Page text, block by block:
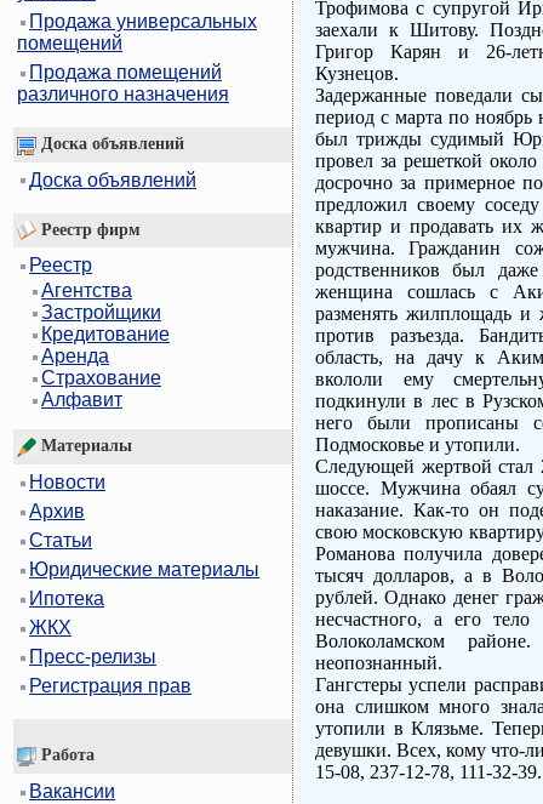
Продажа универсальных
помещений
Продажа помещений
различного назначения
Доска объявлений
Доска объявлений
Реестр фирм
Реестр
Агентства
Застройщики
Кредитование
Аренда
Страхование
Алфавит
Материалы
Новости
Архив
Статьи
Юридические материалы
Ипотека
ЖКХ
Пресс-релизы
Регистрация прав
Работа
Вакансии
Трофимова с супругой
заехали к Шитову.
Григор Карян и 26-
Кузнецов.
Задержанные поведали
период с марта по
был трижды судимый
провел за решеткой
досрочно за примерное
предложил своему
квартир и продавать их
мужчина. Гражданин
родственников был
женщина сошлась с
разменять жилплощадь и
против разъезда.
область, на дачу к
вкололи ему
подкинули в лес в
него были прописаны
Подмосковье и утопили.
Следующей жертвой стал
шоссе. Мужчина обаял
наказание. Как-то он
свою московскую
Романова получила
тысяч долларов, а в
рублей. Однако денег
несчастного, а его
Волоколамском
неопознанный.
Гангстеры успели
она слишком много
утопили в Клязьме.
девушки. Всех, кому что-
15-08, 237-12-78, 111-32-39.